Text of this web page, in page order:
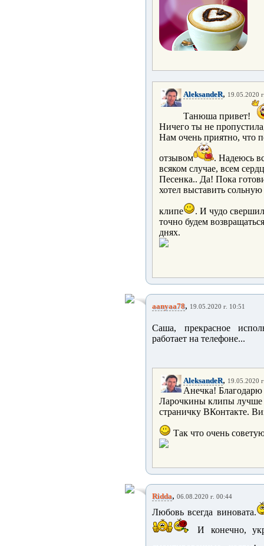
AleksandeR, 19.05.2020
Танюша привет!
Ничего ты не
Нам очень приятно, что
отзывом
. Надеюсь
всяком случае, всем
Песенка.. Да! Пока
хотел выставить
клипе
. И чудо
точно будем
днях.
aanyaa78, 19.05.2020 г. 10:51
Саша, прекрасное
работает на телефоне...
AleksandeR, 19.05.2020
Анечка!
Ларочкины клипы лучше
страничку ВКонтакте.
Так что очень
Ridda, 06.08.2020 г. 00:44
Любовь всегда виновата.
И конечно,